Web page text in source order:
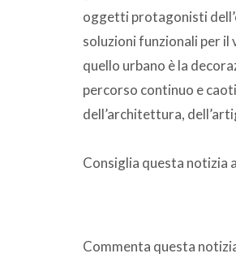
oggetti protagonisti
soluzioni funzionali per il
quello urbano è la
percorso continuo e
dell’architettura,
Consiglia questa notizia
Commenta questa